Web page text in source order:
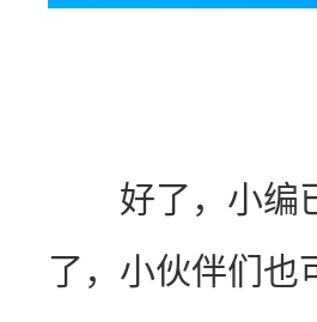
好了，小编已
了，小伙伴们也